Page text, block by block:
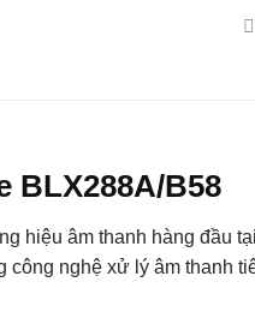
BLX288A/B58
hiệu âm thanh hàng đầu
nghệ xử lý âm thanh